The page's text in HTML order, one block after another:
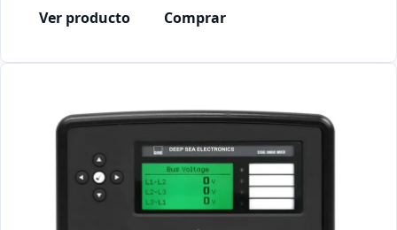
Ver producto
Comprar